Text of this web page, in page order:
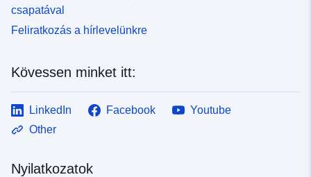
csapatával
Feliratkozás a hírlevelünkre
Kövessen minket itt:
LinkedIn Facebook
Youtube
Other
Nyilatkozatok